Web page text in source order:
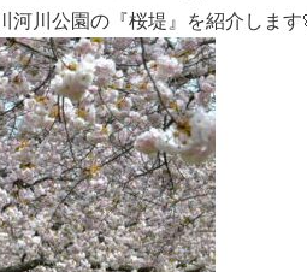
河川公園の『桜堤』を紹介します